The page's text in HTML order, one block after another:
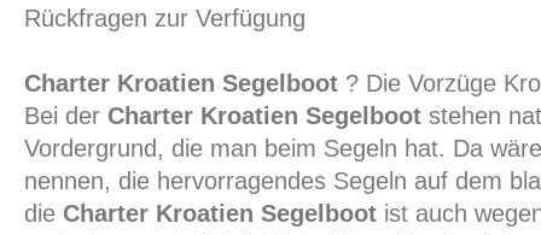
Rückfragen zur Verfügung
Charter Kroatien Segelboot? Die Vorzüge
Bei der Charter Kroatien Segelbootstehen
Vordergrund, die man beim Segeln hat. Da
nennen, die hervorragendes Segeln auf dem
die Charter Kroatien Segelbootist auch